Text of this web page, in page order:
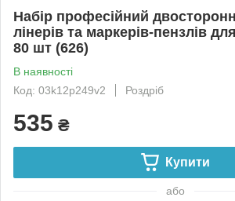
Набір професійний
лінерів та маркерів-пензлів
80 шт (626)
В наявності
Код: 03k12p249v2
Роздріб
535 ₴
Купити
або